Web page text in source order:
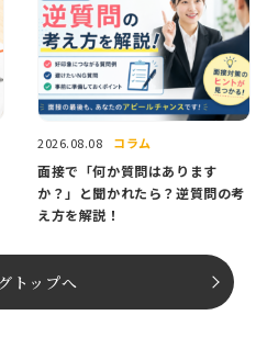
2026.08.08 コラム
面接で「何か質問はあります
か？」と聞かれたら？逆質問の考
え方を解説！
トップへ